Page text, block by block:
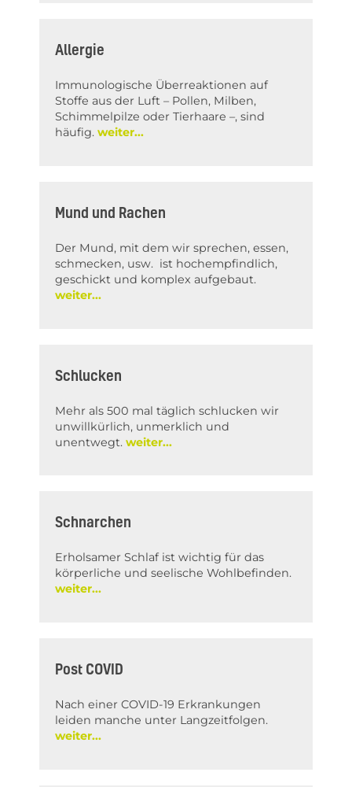
Allergie
Immunologische Überreaktionen auf
Stoffe aus der Luft – Pollen, Milben,
Schimmelpilze oder Tierhaare –, sind
häufig.
Mund und Rachen
Der Mund, mit dem wir sprechen, essen,
schmecken, usw. ist hochempfindlich,
geschickt und komplex aufgebaut.
Schlucken
Mehr als 500 mal täglich schlucken wir
unwillkürlich, unmerklich und
unentwegt.
Schnarchen
Erholsamer Schlaf ist wichtig für das
körperliche und seelische Wohlbefinden.
Post COVID
Nach einer COVID-19 Erkrankungen
leiden manche unter Langzeitfolgen.